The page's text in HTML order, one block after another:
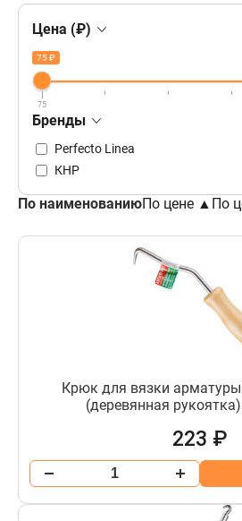
Цена (₽)
75 ₽
75
Бренды
Perfecto Linea
КНР
По наименованиюПо цене ▲ По
Крюк для вязки
(деревянная
223 ₽